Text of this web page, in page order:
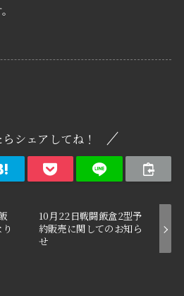
シェアしてね！
10月22日戦闘飯盒2型予
約販売に関してのお知ら
せ